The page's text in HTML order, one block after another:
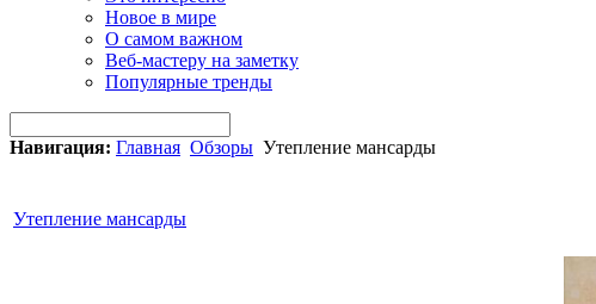
Новое в мире
О самом важном
Веб-мастеру на заметку
Популярные тренды
Навигация: Главная Обзоры Утепление мансарды
Утепление мансарды